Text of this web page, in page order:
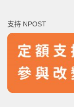
字:
支持 NPOST